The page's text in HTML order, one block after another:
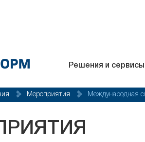
Решения и сервисы
Мероприятия Международная